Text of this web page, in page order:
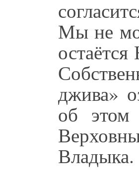
Мы не
джива»
об
Владыка.